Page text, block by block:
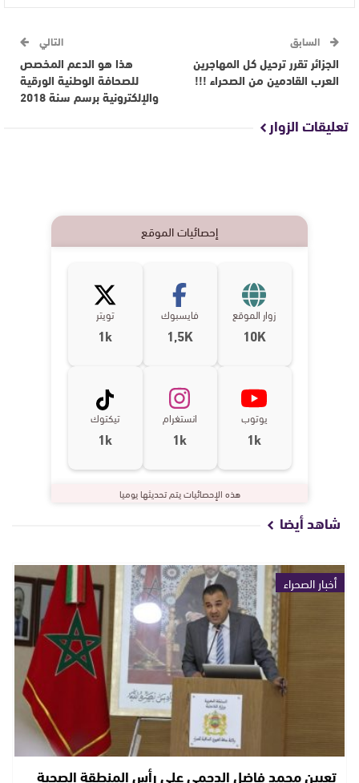
السابق
الجزائر تقرر ترحيل كل المهاجرين
العرب القادمين من الصحراء !!!
التالي
هذا هو الدعم المخصص
للصحافة الوطنية الورقية
والإلكترونية برسم سنة 2018
تعليقات الزوار
إحصائيات الموقع
زوار الموقع
10K
فايسبوك
1,5K
تويتر
1k
يوتوب
1k
انستغرام
1k
تيكتوك
1k
هذه الإحصائيات يتم تحديثها يوميا
شاهد أيضا
أخبار الصحراء
تعيين محمد فاضل الدحمي على رأس المنطقة الصحية